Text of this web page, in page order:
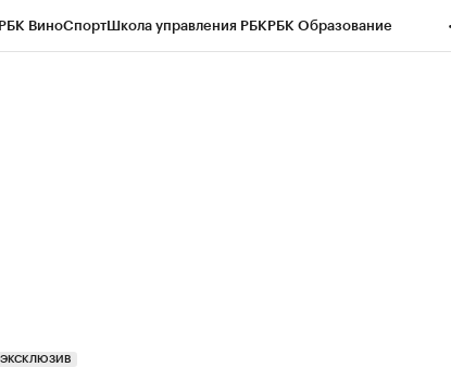
РБК ВиноСпортШкола управления РБКРБК Образование
ЭКСКЛЮЗИВ